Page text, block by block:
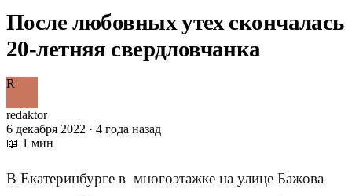
После любовных утех скончалась
20-летняя свердловчанка
R
redaktor
6 декабря 2022 · 4 года назад
📖 1 мин
В Екатеринбурге в многоэтажке на улице Бажова